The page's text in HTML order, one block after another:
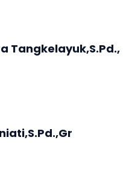
Tangkelayuk,S.Pd.,